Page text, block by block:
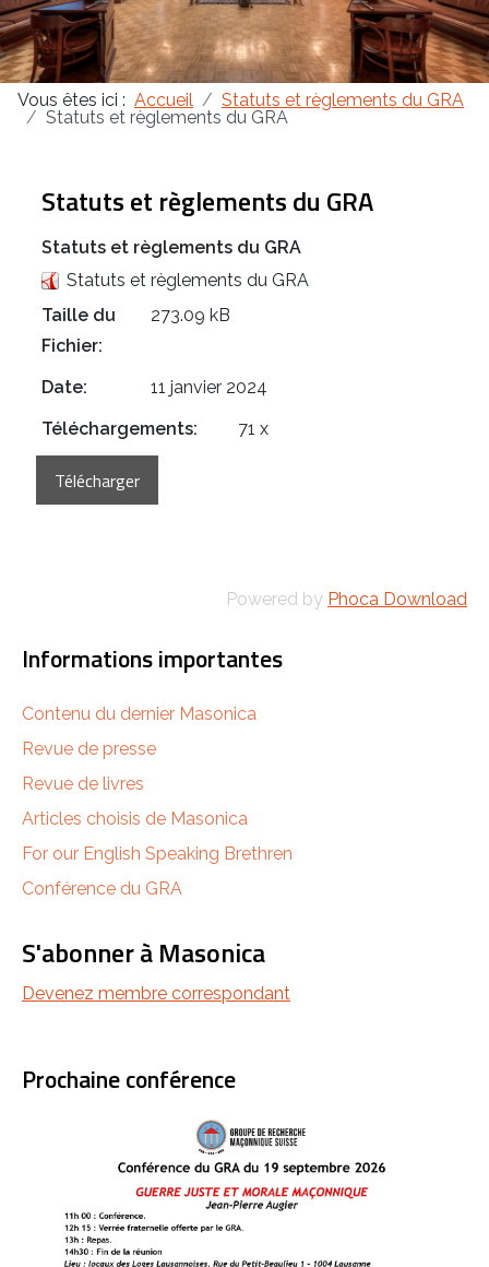
Vous êtes ici : Accueil
Statuts et règlements du GRA
Statuts et règlements du GRA
Informations importantes
Contenu du dernier Masonica
Revue de presse
Revue de livres
Articles choisis de Masonica
For our English Speaking Brethren
Conférence du GRA
S'abonner à Masonica
Devenez membre correspondant
Prochaine conférence
Statuts et règlements du GRA
Statuts et règlements du GRA
Statuts et règlements du GRA
Taille du
Fichier:
273.09 kB
Date:
11 janvier 2024
Téléchargements:
71 x
Powered by Phoca Download
Masonica 47
Masonica 46